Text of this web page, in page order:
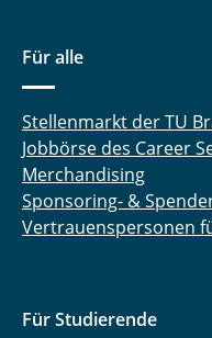
Für alle
Stellenmarkt der TU
Jobbörse des Career
Merchandising
Sponsoring- &
Vertrauenspersonen
Für Studierende